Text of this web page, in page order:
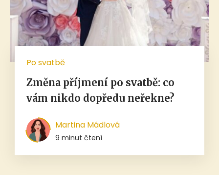
Po svatbě
Změna příjmení po svatbě: co
vám nikdo dopředu neřekne?
Martina Mádlová
9 minut čtení